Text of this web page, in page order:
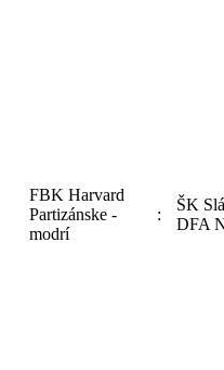
FBK Harvard
Partizánske -
modrí
:
ŠK
DFA